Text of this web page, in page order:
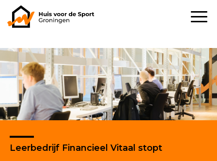
Leerbedrijf Financieel Vitaal stopt